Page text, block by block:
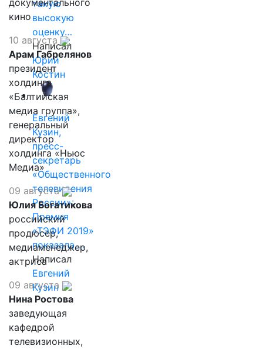
такую
высокую
оценку…
Написал
Юрий
Костин
Евгений
Кузин,
пресс-
секретарь
«Общественного
телевидения
России»:
Премия
«ТЭФИ 2019»
показала,…
Написал
Евгений
Кузин
документального
кино
10 августа
Арам Габрелянов
президент
холдинга
«Балтийская
медиа группа»,
генеральный
директор
холдинга «Ньюс
Медиа»
09 августа
Юлия Богатикова
российский
продюсер,
медиаменеджер,
актриса
09 августа
Нина Ростова
заведующая
кафедрой
телевизионных,